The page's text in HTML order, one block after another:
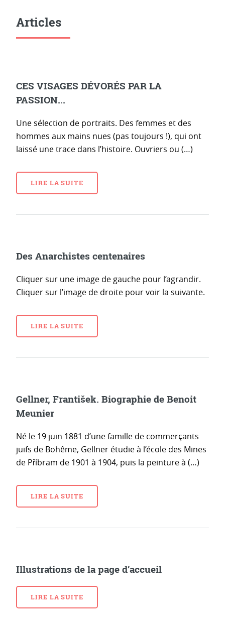
Articles
CES VISAGES DÉVORÉS PAR LA
PASSION...
Une sélection de portraits. Des femmes et des
hommes aux mains nues (pas toujours !), qui ont
laissé une trace dans l’histoire. Ouvriers ou (…)
LIRE LA SUITE
Des Anarchistes centenaires
Cliquer sur une image de gauche pour l’agrandir.
Cliquer sur l’image de droite pour voir la suivante.
LIRE LA SUITE
Gellner, František. Biographie de Benoit
Meunier
Né le 19 juin 1881 d’une famille de commerçants
juifs de Bohême, Gellner étudie à l’école des Mines
de Příbram de 1901 à 1904, puis la peinture à (…)
LIRE LA SUITE
Illustrations de la page d’accueil
LIRE LA SUITE